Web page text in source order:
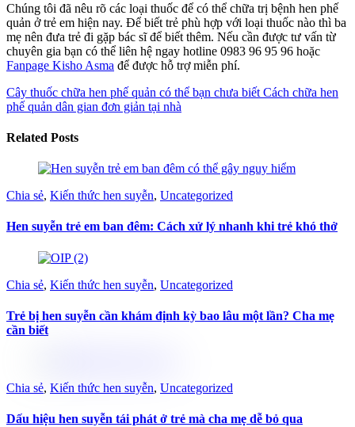
Chúng tôi đã nêu rõ các loại thuốc để có thể chữa trị bệnh hen phế
quản ở trẻ em hiện nay. Để biết trẻ phù hợp với loại thuốc nào thì ba
mẹ nên đưa trẻ đi gặp bác sĩ để biết thêm. Nếu cần được tư vấn từ
chuyên gia bạn có thể liên hệ ngay hotline 0983 96 95 96 hoặc
Fanpage Kisho Asma để được hỗ trợ miễn phí.
Cây thuốc chữa hen phế quản có thể bạn chưa biết Cách chữa hen
phế quản dân gian đơn giản tại nhà
Related Posts
Chia sẻ, Kiến thức hen suyễn, Uncategorized
Hen suyễn trẻ em ban đêm: Cách xử lý nhanh khi trẻ khó thở
Chia sẻ, Kiến thức hen suyễn, Uncategorized
Trẻ bị hen suyễn cần khám định kỳ bao lâu một lần? Cha mẹ
cần biết
Chia sẻ, Kiến thức hen suyễn, Uncategorized
Dấu hiệu hen suyễn tái phát ở trẻ mà cha mẹ dễ bỏ qua